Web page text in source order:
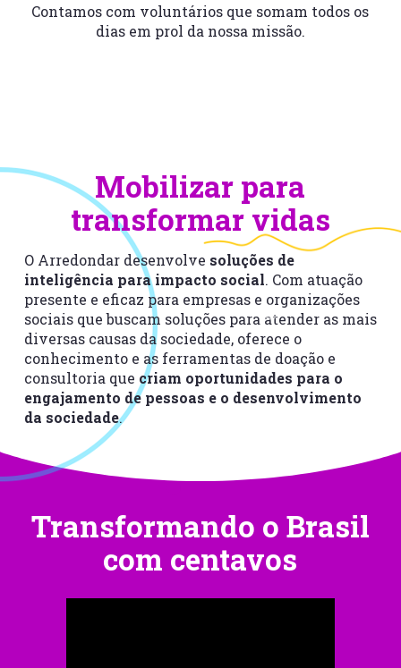
Contamos com voluntários que somam todos os
dias em prol da nossa missão.
Mobilizar para
transformar vidas
O Arredondar desenvolve soluções de
inteligência para impacto social. Com atuação
presente e eficaz para empresas e organizações
sociais que buscam soluções para atender as mais
diversas causas da sociedade, oferece o
conhecimento e as ferramentas de doação e
consultoria que criam oportunidades para o
engajamento de pessoas e o desenvolvimento
da sociedade.
Transformando o Brasil
com centavos